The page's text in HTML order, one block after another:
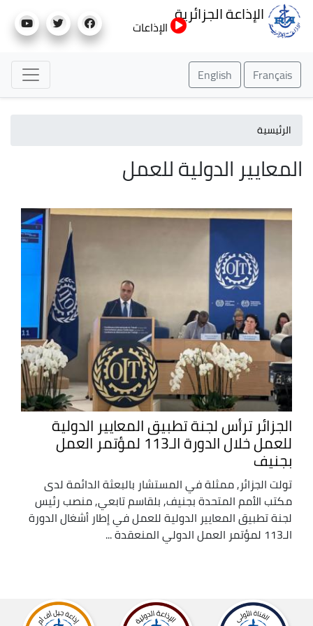
إلى
الإذاعة الجزائرية
الإذاعات
Français
English
الرئيسية
المعايير الدولية للعمل
الجزائر ترأس لجنة تطبيق المعايير الدولية
للعمل خلال الدورة الـ113 لمؤتمر العمل
بجنيف
تولت الجزائر, ممثلة في المستشار بالبعثة الدائمة لدى
مكتب الأمم المتحدة بجنيف, بلقاسم تابعي, منصب رئيس
لجنة تطبيق المعايير الدولية للعمل في إطار أشغال الدورة